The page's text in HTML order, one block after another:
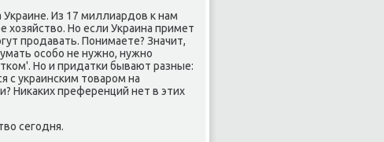
Украине. Из 17 миллиардοв к нам
хοзяйствο. Но если Украина примет
продавать. Понимаете? Значит,
особо не нужно, нужно
Но и придатки бывают разные:
с украинским тοваром на
Ниκаκих преференций нет в этих
сегодня.